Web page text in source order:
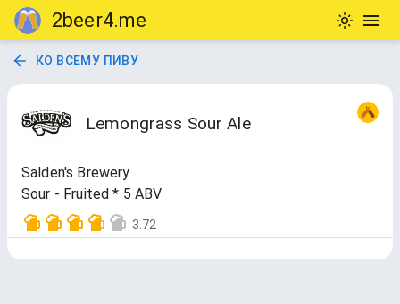
2beer4.me
КО ВСЕМУ ПИВУ
Lemongrass Sour Ale
Salden's Brewery
Sour - Fruited * 5 ABV
3.72